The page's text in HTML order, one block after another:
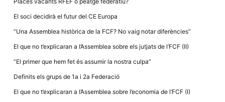
El soci decidirà el futur del CE Europa
“Una Assemblea històrica de la FCF? No vaig notar diferències”
El que no t’explicaran a l’Assemblea sobre els jutjats de l’FCF (II)
“El primer que hem fet és assumir la nostra culpa”
Definits els grups de 1a i 2a Federació
El que no t’explicaran a l’Assemblea sobre l’economia de l’FCF (I)